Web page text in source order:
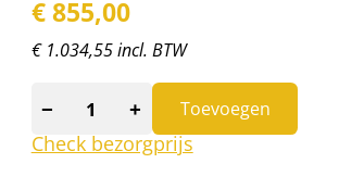
€855,00
€ 1.034,55 incl. BTW
− + Toevoegen
Check bezorgprijs